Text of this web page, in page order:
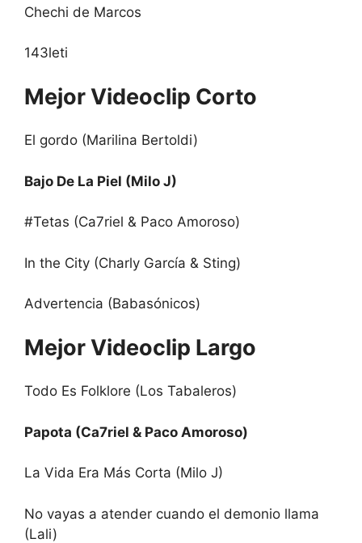
Chechi de Marcos
143leti
Mejor Videoclip Corto
El gordo (Marilina Bertoldi)
Bajo De La Piel (Milo J)
#Tetas (Ca7riel & Paco Amoroso)
In the City (Charly García & Sting)
Advertencia (Babasónicos)
Mejor Videoclip Largo
Todo Es Folklore (Los Tabaleros)
Papota (Ca7riel & Paco Amoroso)
La Vida Era Más Corta (Milo J)
No vayas a atender cuando el demonio llama
(Lali)